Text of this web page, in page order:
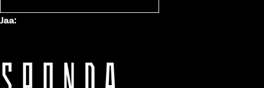
Jaa: